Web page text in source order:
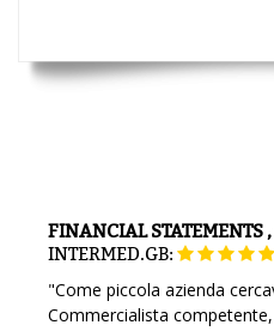
FINANCIAL STATEMENTS ,
INTERMED.GB:
"Come piccola azienda
Commercialista